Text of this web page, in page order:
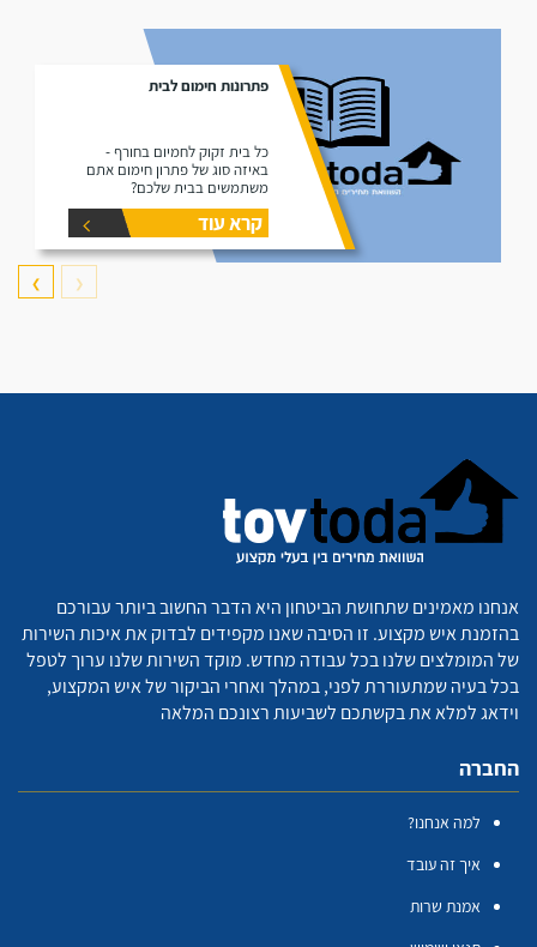
פתרונות חימום לבית
כל בית זקוק לחמיום בחורף -
באיזה סוג של פתרון חימום אתם
משתמשים בבית שלכם?
קרא עוד
❮
❯
אנחנו מאמינים שתחושת הביטחון היא הדבר החשוב ביותר עבורכם
בהזמנת איש מקצוע. זו הסיבה שאנו מקפידים לבדוק את איכות השירות
של המומלצים שלנו בכל עבודה מחדש. מוקד השירות שלנו ערוך לטפל
בכל בעיה שמתעוררת לפני, במהלך ואחרי הביקור של איש המקצוע,
וידאג למלא את בקשתכם לשביעות רצונכם המלאה
החברה
למה אנחנו?
איך זה עובד
אמנת שרות